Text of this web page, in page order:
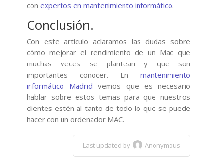
con expertos en mantenimiento informático.
Conclusión.
Con este artículo aclaramos las dudas sobre
cómo mejorar el rendimiento de un Mac que
muchas veces se plantean y que son
importantes conocer. En mantenimiento
informático Madrid vemos que es necesario
hablar sobre estos temas para que nuestros
clientes estén al tanto de todo lo que se puede
hacer con un ordenador MAC.
Last updated by Anonymous